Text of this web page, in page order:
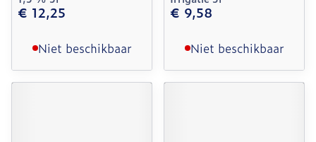
€ 12,25
Niet beschikbaar
€ 9,58
Niet beschikbaar